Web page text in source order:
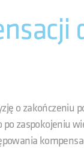
o zakończeniu
po zaspokojeniu